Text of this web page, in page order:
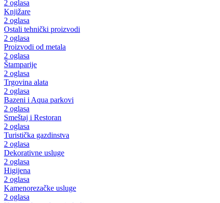
2 oglasa
Knjižare
2 oglasa
Ostali tehnički proizvodi
2 oglasa
Proizvodi od metala
2 oglasa
Štamparije
2 oglasa
Trgovina alata
2 oglasa
Bazeni i Aqua parkovi
2 oglasa
Smeštaj i Restoran
2 oglasa
Turistička gazdinstva
2 oglasa
Dekorativne usluge
2 oglasa
Higijena
2 oglasa
Kamenorezačke usluge
2 oglasa